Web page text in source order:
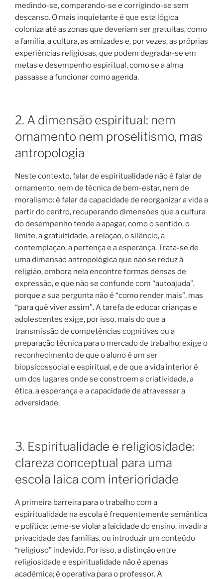
medindo-se, comparando-se e corrigindo-se sem
descanso. O mais inquietante é que esta lógica
coloniza até as zonas que deveriam ser gratuitas, como
a família, a cultura, as amizades e, por vezes, as próprias
experiências religiosas, que podem degradar-se em
metas e desempenho espiritual, como se a alma
passasse a funcionar como agenda.
2. A dimensão espiritual: nem
ornamento nem proselitismo, mas
antropologia
Neste contexto, falar de espiritualidade não é falar de
ornamento, nem de técnica de bem-estar, nem de
moralismo: é falar da capacidade de reorganizar a vida a
partir do centro, recuperando dimensões que a cultura
do desempenho tende a apagar, como o sentido, o
limite, a gratuitidade, a relação, o silêncio, a
contemplação, a pertença e a esperança. Trata-se de
uma dimensão antropológica que não se reduz à
religião, embora nela encontre formas densas de
expressão, e que não se confunde com “autoajuda”,
porque a sua pergunta não é “como render mais”, mas
“para quê viver assim”. A tarefa de educar crianças e
adolescentes exige, por isso, mais do que a
transmissão de competências cognitivas ou a
preparação técnica para o mercado de trabalho: exige o
reconhecimento de que o aluno é um ser
biopsicossocial e espiritual, e de que a vida interior é
um dos lugares onde se constroem a criatividade, a
ética, a esperança e a capacidade de atravessar a
adversidade.
3. Espiritualidade e religiosidade:
clareza conceptual para uma
escola laica com interioridade
A primeira barreira para o trabalho com a
espiritualidade na escola é frequentemente semântica
e política: teme-se violar a laicidade do ensino, invadir a
privacidade das famílias, ou introduzir um conteúdo
“religioso” indevido. Por isso, a distinção entre
religiosidade e espiritualidade não é apenas
académica; é operativa para o professor. A